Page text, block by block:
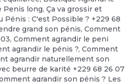
Penis long,Ça va grossir et
Pénis : C'est Possible ? +229 68
grand son pénis,Comment
,Comment agrandir le peni
agrandir le pénis ?,Comment
agrandir naturellement son
beurre de karité +229 68 26 07
agrandir son pénis ? Les